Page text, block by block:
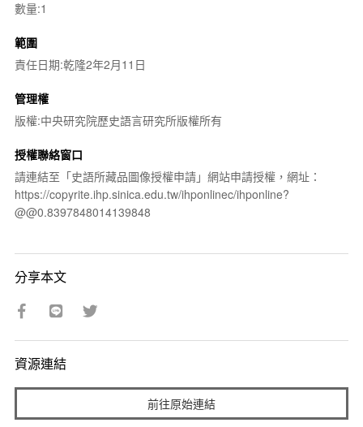
數量:1
範圍
責任日期:乾隆2年2月11日
管理權
版權:中央研究院歷史語言研究所版權所有
授權聯絡窗口
請連結至「史語所藏品圖像授權申請」網站申請授權，網址：
https://copyrite.ihp.sinica.edu.tw/ihponlinec/ihponline?
@@0.8397848014139848
分享本文
資源連結
前往原始連結